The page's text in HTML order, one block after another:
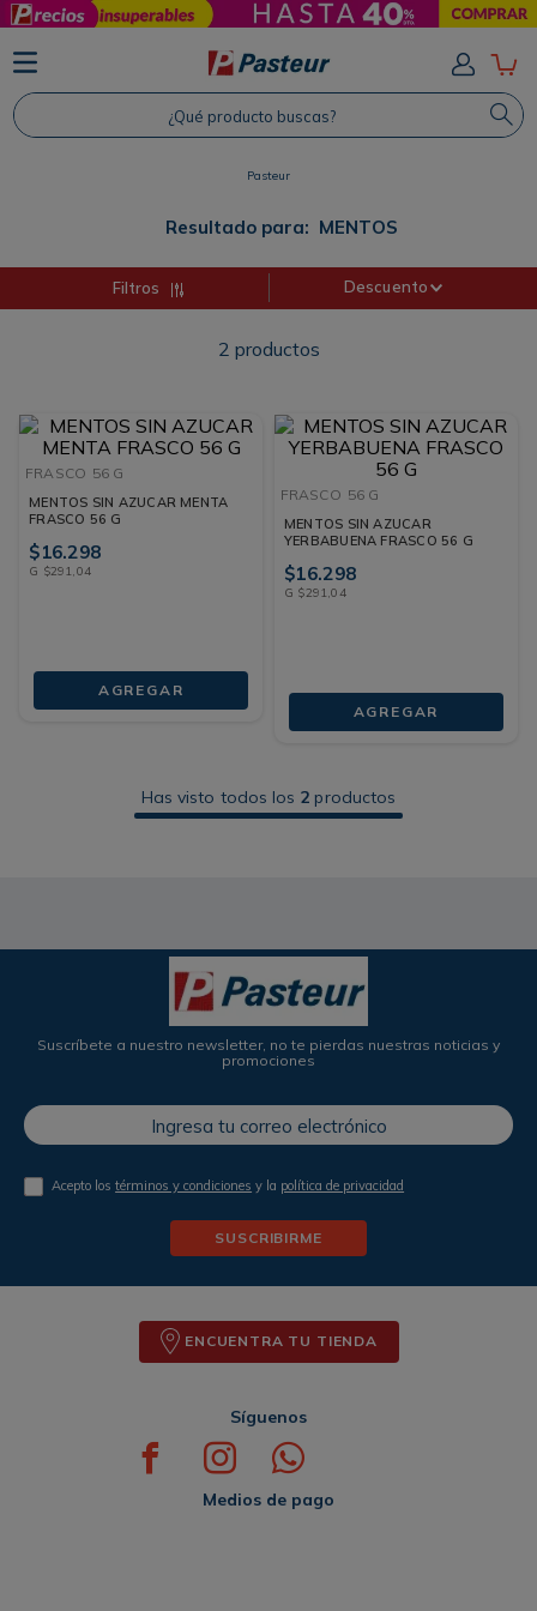
¿Qué producto buscas?
Pasteur
Resultado para: MENTOS
Filtros Descuento
2 productos
FRASCO 56 G
MENTOS SIN AZUCAR MENTA
FRASCO 56 G
$16.298
G $291 04
AGREGAR
FRASCO 56 G
MENTOS SIN AZUCAR
YERBABUENA FRASCO 56 G
$16.298
G $291 ,04
AGREGAR
Has visto todos los 2 productos
Suscríbete a nuestro newsletter, no te pierdas nuestras noticias y
promociones
Acepto lostérminos y condiciones y la política de privacidad
SUSCRIBIRME
ENCUENTRA TU TIENDA
Síguenos
Medios de pago
TÉRMINOS MÁS BUSCADOS
1. Protector Solar
2. Proteina